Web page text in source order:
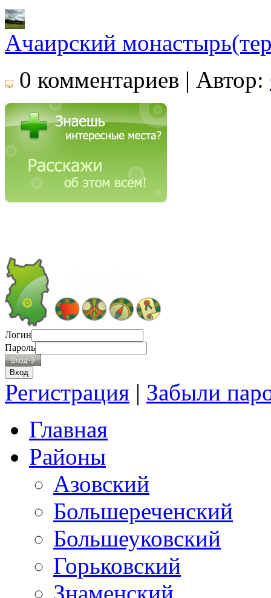
Ачаирский
0 комментариев | Автор:
Логин
Пароль
Регистрация | Забыли
Главная
Районы
Азовский
Большереченский
Большеуковский
Горьковский